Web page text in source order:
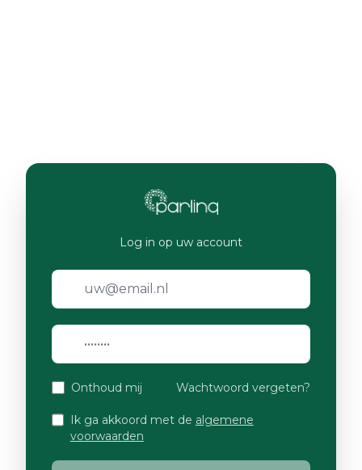
Log in op uw account
Onthoud mij Wachtwoord vergeten?
Ik ga akkoord met de algemene
voorwaarden